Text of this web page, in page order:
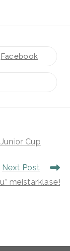
Facebook
Cup
Next Post
meistarklase!